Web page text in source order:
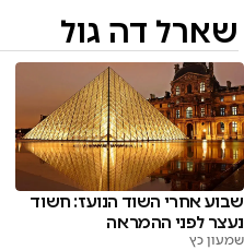
שארל דה גול
שבוע אחרי השוד הנועז: חשוד
נעצר לפני ההמראה
שמעון כץ